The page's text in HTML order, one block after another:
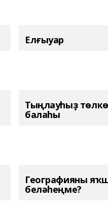
Елғыуар
Тыңлауһыҙ төлкө
балаһы
Географияны
беләһеңме?